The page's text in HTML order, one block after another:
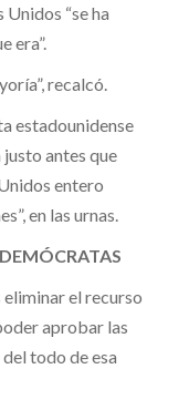
Unidos “se ha
era”.
recalcó.
estadounidense
antes que
entero
en las urnas.
eliminar el recurso
aprobar las
todo de esa